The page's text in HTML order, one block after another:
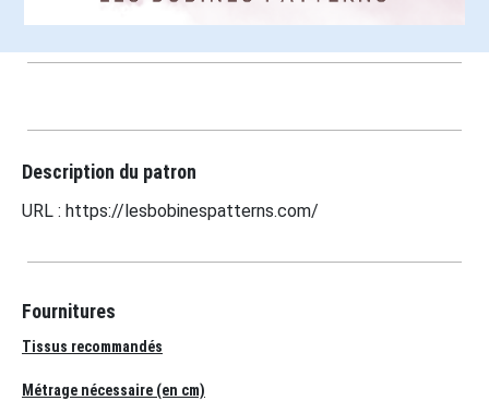
Description du patron
URL : https://lesbobinespatterns.com/
Fournitures
Tissus recommandés
Métrage nécessaire (en cm)